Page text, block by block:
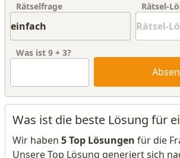
Rätselfrage Rätsel-
Was ist 9 + 3?
Was ist die beste Lösung für
Wir haben 5 Top Lösungen für die
Unsere Top Lösung generiert sich